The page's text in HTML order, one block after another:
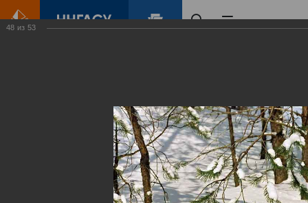
Виртуальные
выставки
(фотоальбомы)
48 из 53